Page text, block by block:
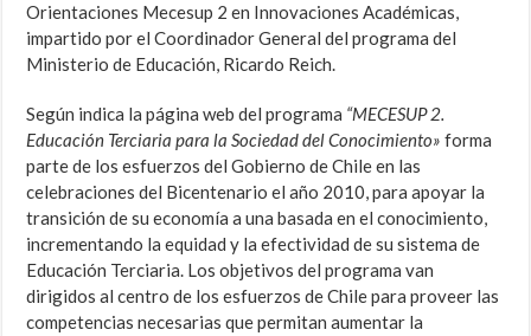
Orientaciones Mecesup 2 en Innovaciones Académicas,
impartido por el Coordinador General del programa del
Ministerio de Educación, Ricardo Reich.
Según indica la página web del programa “MECESUP 2.
Educación Terciaria para la Sociedad del Conocimiento» forma
parte de los esfuerzos del Gobierno de Chile en las
celebraciones del Bicentenario el año 2010, para apoyar la
transición de su economía a una basada en el conocimiento,
incrementando la equidad y la efectividad de su sistema de
Educación Terciaria. Los objetivos del programa van
dirigidos al centro de los esfuerzos de Chile para proveer las
competencias necesarias que permitan aumentar la